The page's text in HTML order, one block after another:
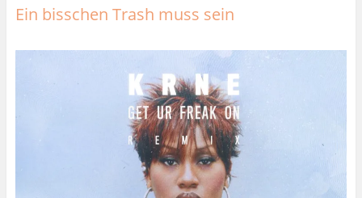
Ein bisschen Trash muss sein